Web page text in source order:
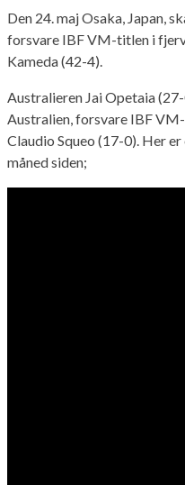
Den 24. maj Osaka, Japan,
forsvare IBF VM-titlen i
Kameda (42-4).
Australieren Jai Opetaia
Australien, forsvare IBF
Claudio Squeo (17-0). Her
måned siden;